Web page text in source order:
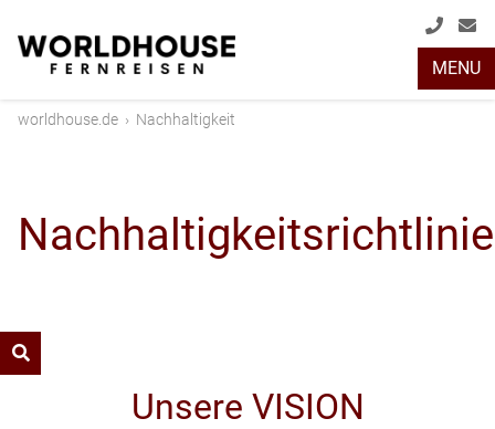
+49
(0)
MENU
worldhouse.de › Nachhaltigkeit
Nachhaltigkeitsrichtlinie
Unsere VISION